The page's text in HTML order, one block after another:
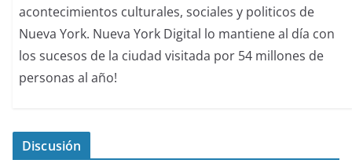
acontecimientos culturales, sociales y politicos de
Nueva York. Nueva York Digital lo mantiene al día con
los sucesos de la ciudad visitada por 54 millones de
personas al año!
Discusión